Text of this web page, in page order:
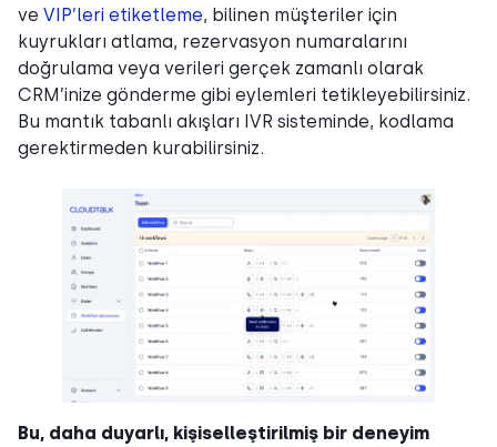
ve VIP’leri etiketleme, bilinen müşteriler için
kuyrukları atlama, rezervasyon numaralarını
doğrulama veya verileri gerçek zamanlı olarak
CRM’inize gönderme gibi eylemleri tetikleyebilirsiniz.
Bu mantık tabanlı akışları IVR sisteminde, kodlama
gerektirmeden kurabilirsiniz.
Bu, daha duyarlı, kişiselleştirilmiş bir deneyim